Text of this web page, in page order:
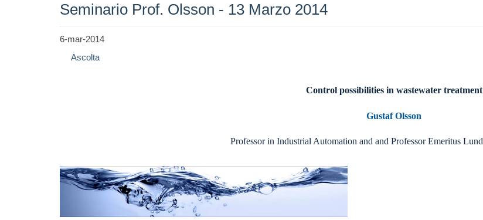
Seminario Prof. Olsson - 13 Marzo 2014
6-mar-2014
Ascolta
Controlpossibilitiesin wastewatertreatment
GustafOlsson
Professorin Industrial Automation and and ProfessorEmeritus Lund